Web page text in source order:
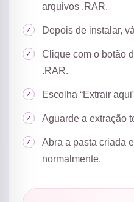
arquivos .RAR.
Depois de instalar,
Clique com o botão
.RAR.
Escolha “Extrair
Aguarde a extração
Abra a pasta criada
normalmente.